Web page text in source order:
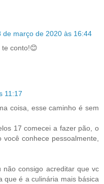
de março de 2020 às 16:44
te conto!😊
11:17
coisa, esse caminho é sem
17 comecei a fazer pão, o
conhece pessoalmente,
consigo acreditar que vc
que é a culinária mais básica